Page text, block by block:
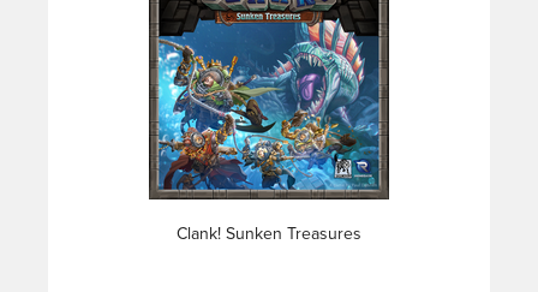
Clank! Sunken Treasures